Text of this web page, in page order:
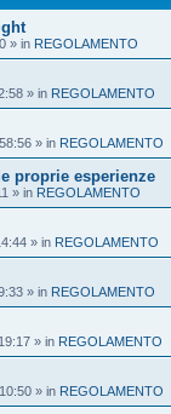
» in REGOLAMENTO
» in REGOLAMENTO
» in REGOLAMENTO
proprie esperienze
» in REGOLAMENTO
» in REGOLAMENTO
» in REGOLAMENTO
» in REGOLAMENTO
» in REGOLAMENTO